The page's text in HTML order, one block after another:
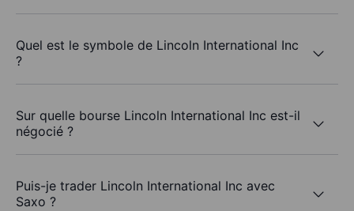
Quel est le symbole de Lincoln International Inc
?
Sur quelle bourse Lincoln International Inc est-il
négocié ?
Puis-je trader Lincoln International Inc avec
Saxo ?